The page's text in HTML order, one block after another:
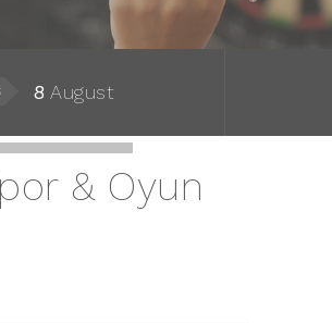
8 August
& Oyun